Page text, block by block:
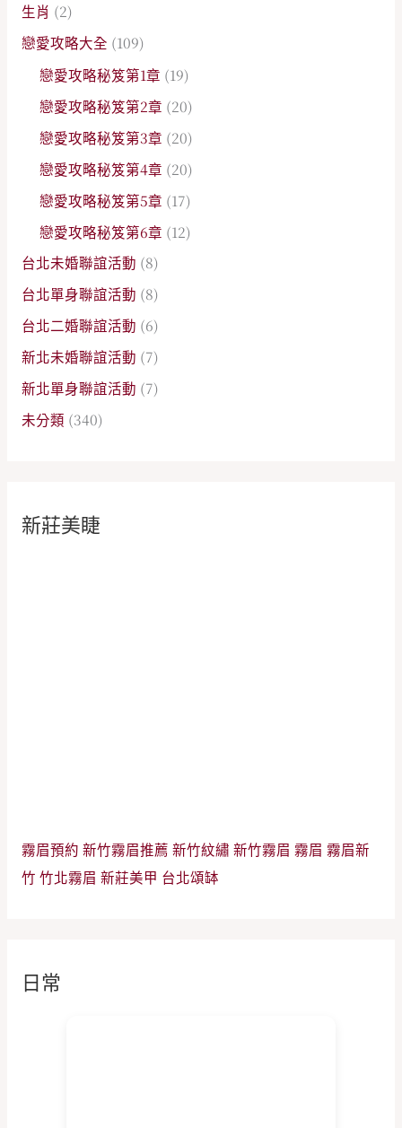
生肖 (2)
戀愛攻略大全 (109)
戀愛攻略秘笈第1章 (19)
戀愛攻略秘笈第2章 (20)
戀愛攻略秘笈第3章 (20)
戀愛攻略秘笈第4章 (20)
戀愛攻略秘笈第5章 (17)
戀愛攻略秘笈第6章 (12)
台北未婚聯誼活動 (8)
台北單身聯誼活動 (8)
台北二婚聯誼活動 (6)
新北未婚聯誼活動 (7)
新北單身聯誼活動 (7)
未分類 (340)
新莊美睫
霧眉預約 新竹霧眉推薦 新竹紋繡 新竹霧眉 霧眉 霧眉新
竹 竹北霧眉 新莊美甲 台北頌缽
日常